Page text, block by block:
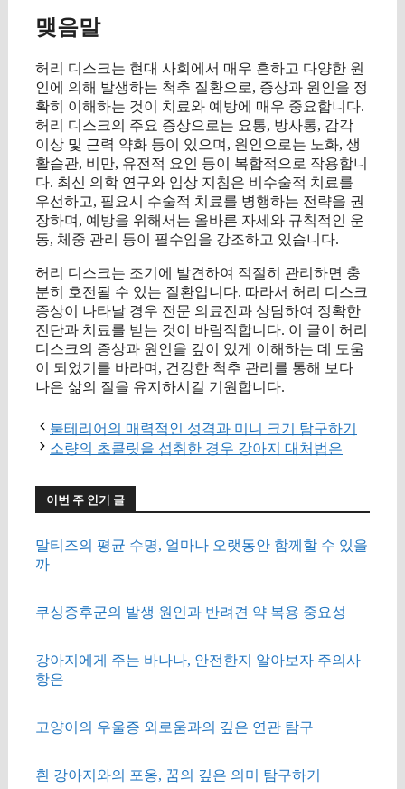
맺음말
허리 디스크는 현대 사회에서 매우 흔하고 다양한 원
인에 의해 발생하는 척추 질환으로, 증상과 원인을 정
확히 이해하는 것이 치료와 예방에 매우 중요합니다.
허리 디스크의 주요 증상으로는 요통, 방사통, 감각
이상 및 근력 약화 등이 있으며, 원인으로는 노화, 생
활습관, 비만, 유전적 요인 등이 복합적으로 작용합니
다. 최신 의학 연구와 임상 지침은 비수술적 치료를
우선하고, 필요시 수술적 치료를 병행하는 전략을 권
장하며, 예방을 위해서는 올바른 자세와 규칙적인 운
동, 체중 관리 등이 필수임을 강조하고 있습니다.
허리 디스크는 조기에 발견하여 적절히 관리하면 충
분히 호전될 수 있는 질환입니다. 따라서 허리 디스크
증상이 나타날 경우 전문 의료진과 상담하여 정확한
진단과 치료를 받는 것이 바람직합니다. 이 글이 허리
디스크의 증상과 원인을 깊이 있게 이해하는 데 도움
이 되었기를 바라며, 건강한 척추 관리를 통해 보다
나은 삶의 질을 유지하시길 기원합니다.
불테리어의 매력적인 성격과 미니 크기 탐구하기
소량의 초콜릿을 섭취한 경우 강아지 대처법은
이번 주 인기 글
말티즈의 평균 수명, 얼마나 오랫동안 함께할 수 있을
까
쿠싱증후군의 발생 원인과 반려견 약 복용 중요성
강아지에게 주는 바나나, 안전한지 알아보자 주의사
항은
고양이의 우울증 외로움과의 깊은 연관 탐구
흰 강아지와의 포옹, 꿈의 깊은 의미 탐구하기